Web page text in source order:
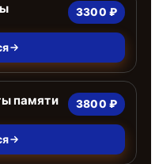
3300 ₽
памяти 3800 ₽